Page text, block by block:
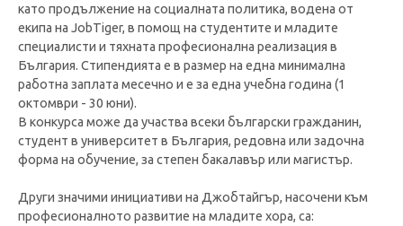
като продължение на социалната политика, водена от
екипа на JobTiger, в помощ на студентите и младите
специалисти и тяхната професионална реализация в
България. Стипендията е в размер на една минимална
работна заплата месечно и е за една учебна година (1
октомври - 30 юни).
В конкурса може да участва всеки български гражданин,
студент в университет в България, редовна или задочна
форма на обучение, за степен бакалавър или магистър.
Други значими инициативи на Джобтайгър, насочени към
професионалното развитие на младите хора, са: